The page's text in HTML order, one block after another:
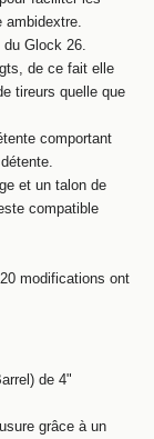
Glock 26.
de ce fait elle
tireurs quelle que
comportant
et un talon de
compatible
modifications ont
de 4"
grâce à un